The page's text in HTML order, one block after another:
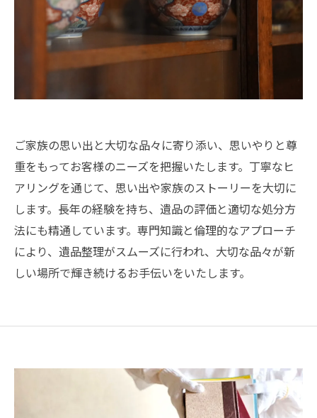
ご家族の思い出と大切な品々に寄り添い、思いやりと尊
重をもってお客様のニーズを把握いたします。丁寧なヒ
アリングを通じて、思い出や家族のストーリーを大切に
します。長年の経験を持ち、遺品の評価と適切な処分方
法にも精通しています。専門知識と倫理的なアプローチ
により、遺品整理がスムーズに行われ、大切な品々が新
しい場所で輝き続けるお手伝いをいたします。